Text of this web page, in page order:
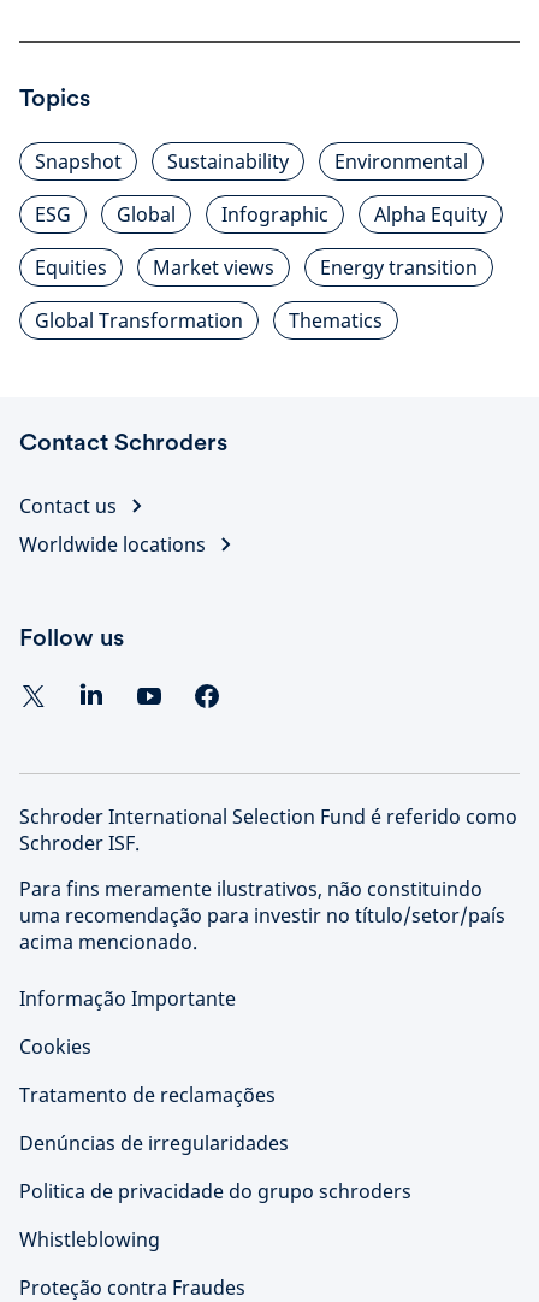
Topics
Snapshot Sustainability
Environmental
ESG
Global Infographic
Alpha Equity
Equities
Market views
Energy transition
Global Transformation
Thematics
Contact Schroders
Contact us
Worldwide locations
Follow us
Schroder International Selection Fund é referido como
Schroder ISF.
Para fins meramente ilustrativos, não constituindo
uma recomendação para investir no título/setor/país
acima mencionado.
Informação Importante
Cookies
Tratamento de reclamações
Denúncias de irregularidades
Politica de privacidade do grupo schroders
Whistleblowing
Proteção contra Fraudes